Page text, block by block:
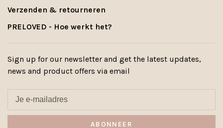
Verzenden & retourneren
PRELOVED - Hoe werkt het?
Sign up for our newsletter and get the latest updates,
news and product offers via email
ABONNEER